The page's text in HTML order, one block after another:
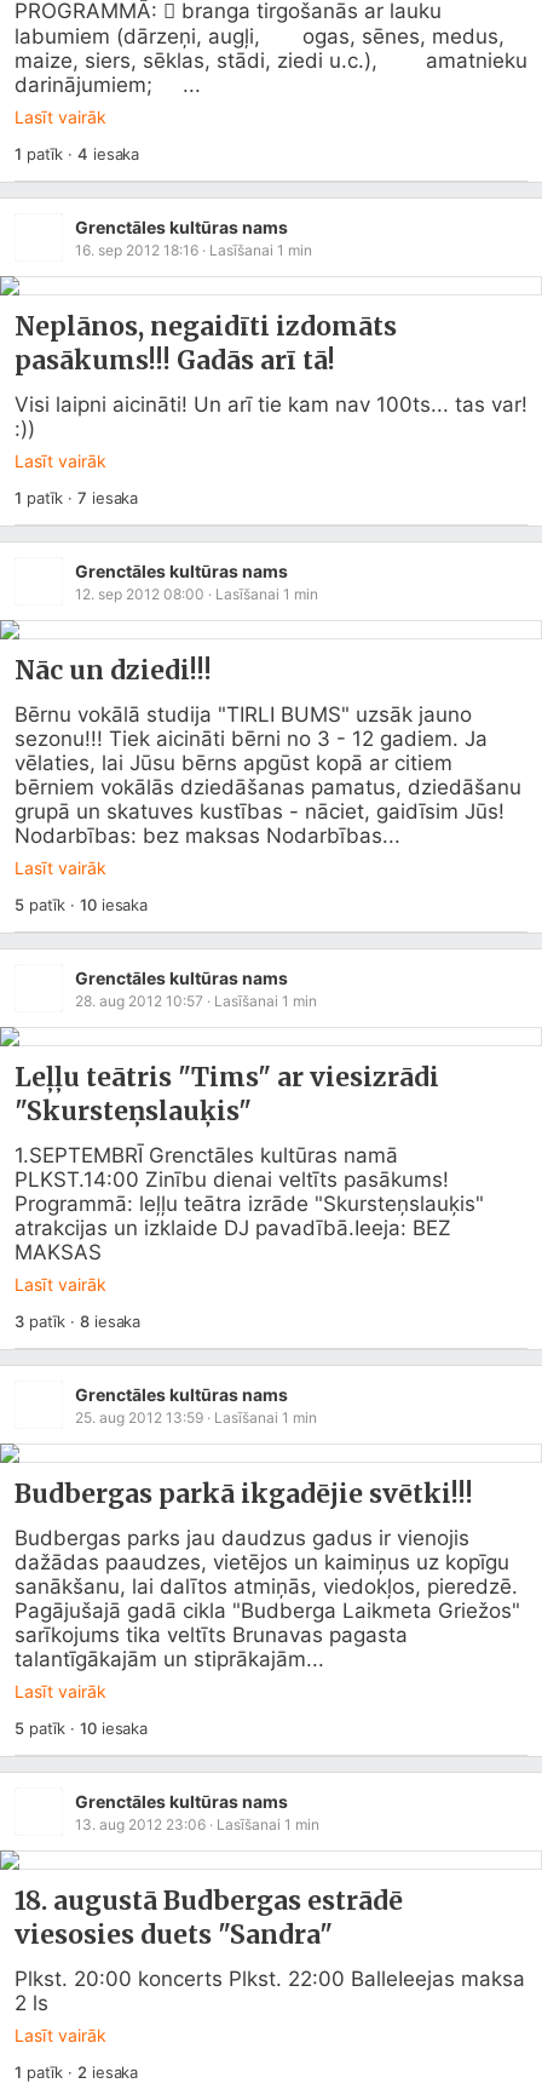
PROGRAMMĀ:  branga tirgošanās ar lauku
labumiem (dārzeņi, augļi,       ogas, sēnes, medus,
maize, siers, sēklas, stādi, ziedi u.c.),        amatnieku
darinājumiem;     ...
Lasīt vairāk
1 patīk ·4 iesaka
Grenctāles kultūras nams
16. sep 2012 18:16 · Lasīšanai 1 min
Neplānos, negaidīti izdomāts
pasākums!!! Gadās arī tā!
Visi laipni aicināti! Un arī tie kam nav 100ts... tas var!
:))
Lasīt vairāk
1 patīk ·7 iesaka
Grenctāles kultūras nams
12. sep 2012 08:00 · Lasīšanai 1 min
Nāc un dziedi!!!
Bērnu vokālā studija "TIRLI BUMS" uzsāk jauno
sezonu!!! Tiek aicināti bērni no 3 - 12 gadiem. Ja
vēlaties, lai Jūsu bērns apgūst kopā ar citiem
bērniem vokālās dziedāšanas pamatus, dziedāšanu
grupā un skatuves kustības - nāciet, gaidīsim Jūs!
Nodarbības: bez maksas Nodarbības...
Lasīt vairāk
5patīk ·10iesaka
Grenctāles kultūras nams
28. aug 2012 10:57 · Lasīšanai 1 min
Leļļu teātris "Tims" ar viesizrādi
"Skursteņslauķis"
1.SEPTEMBRĪ Grenctāles kultūras namā
PLKST.14:00 Zinību dienai veltīts pasākums!
Programmā: leļļu teātra izrāde "Skursteņslauķis"
atrakcijas un izklaide DJ pavadībā.Ieeja: BEZ
MAKSAS
Lasīt vairāk
3patīk ·8iesaka
Grenctāles kultūras nams
25. aug 2012 13:59 · Lasīšanai 1 min
Budbergas parkā ikgadējie svētki!!!
Budbergas parks jau daudzus gadus ir vienojis
dažādas paaudzes, vietējos un kaimiņus uz kopīgu
sanākšanu, lai dalītos atmiņās, viedokļos, pieredzē.
Pagājušajā gadā cikla "Budberga Laikmeta Griežos"
sarīkojums tika veltīts Brunavas pagasta
talantīgākajām un stiprākajām...
Lasīt vairāk
5patīk ·10iesaka
Grenctāles kultūras nams
13. aug 2012 23:06 · Lasīšanai 1 min
18. augustā Budbergas estrādē
viesosies duets "Sandra"
Plkst. 20:00 koncerts Plkst. 22:00 BalleIeejas maksa
2 ls
Lasīt vairāk
1 patīk · 2 iesaka